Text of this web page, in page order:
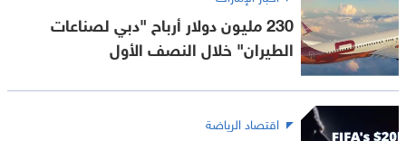
230 مليون دولار أرباح "دبي لصناعات
الطيران" خلال النصف الأول
اقتصاد الرياضة